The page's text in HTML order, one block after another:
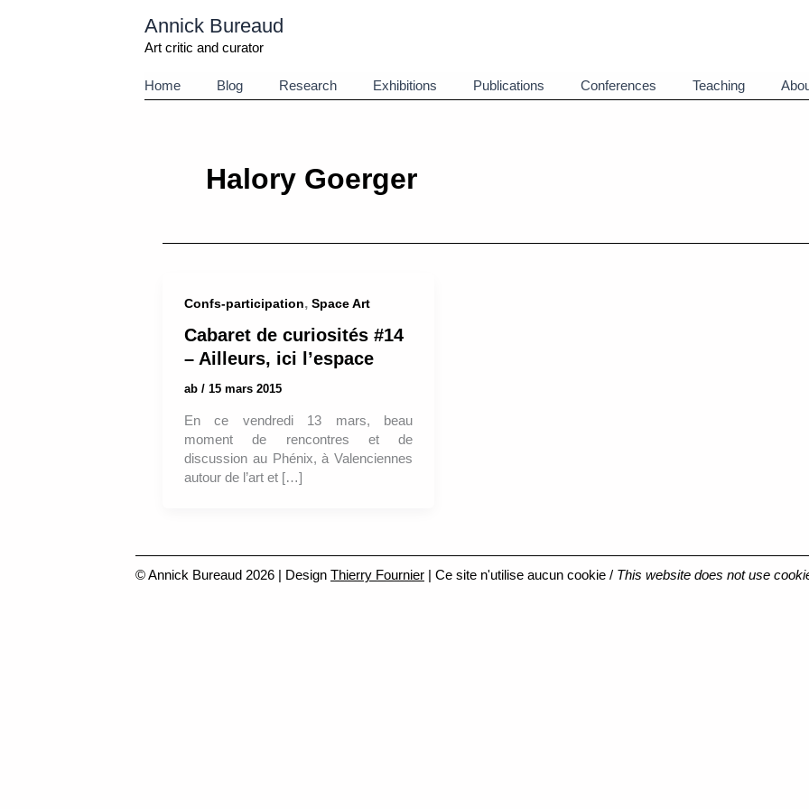
Annick Bureaud
Art critic and curator
Home Blog Research Exhibitions Publications Conferences Teaching
Halory Goerger
Confs-participation, Space Art
Cabaret de curiosités #14
– Ailleurs, ici l’espace
ab / 15 mars 2015
En ce vendredi 13 mars, beau
moment de rencontres et de
discussion au Phénix, à Valenciennes
autour de l’art et […]
© Annick Bureaud 2026 | Design Thierry Fournier | Ce site n'utilise aucun cookie / This website does not use